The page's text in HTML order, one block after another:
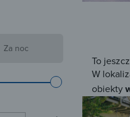
To
W
obiekty
Za noc